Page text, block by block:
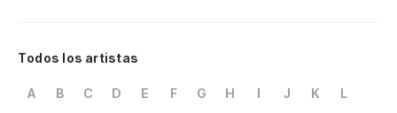
Todos los artistas
A B C D E F G H I J K
L